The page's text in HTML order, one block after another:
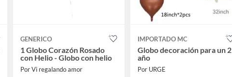
GENERICO
1 Globo Corazón Rosado
con Helio - Globo con helio
Por Vi regalando amor
IMPORTADO MC
Globo decoración para un 2
año
Por URGE